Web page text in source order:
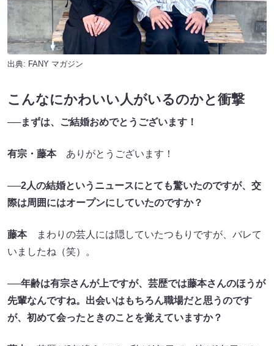
出典: FANY マガジン
こんなにかわいい人がいるのかと衝撃
──まずは、ご結婚おめでとうございます！
有宗・藤本ありがとうございます！
──2人の結婚というニュースにとても驚いたのですが、交
際は周囲にはオープンにしていたのですか？
藤本まわりの芸人には隠していたつもりですが、バレて
いましたね（笑）。
──年齢は有宗さんが上ですが、芸歴では藤本さんのほうが
先輩なんですね。出会いはもちろん職場だと思うのです
が、初めて会ったときのことを覚えていますか？